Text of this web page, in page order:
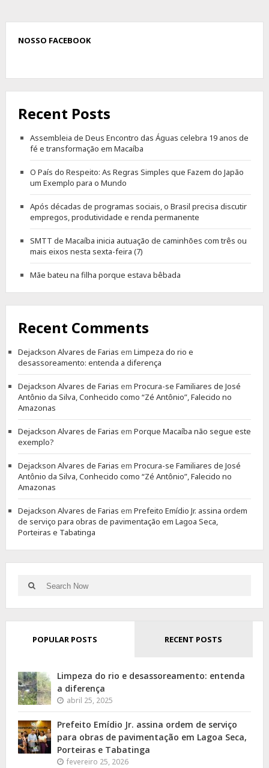
NOSSO FACEBOOK
Recent Posts
Assembleia de Deus Encontro das Águas celebra 19 anos de
fé e transformação em Macaíba
O País do Respeito: As Regras Simples que Fazem do Japão
um Exemplo para o Mundo
Após décadas de programas sociais, o Brasil precisa discutir
empregos, produtividade e renda permanente
SMTT de Macaíba inicia autuação de caminhões com três ou
mais eixos nesta sexta-feira (7)
Mãe bateu na filha porque estava bêbada
Recent Comments
Dejackson Alvares de Farias em Limpeza do rio e
desassoreamento: entenda a diferença
Dejackson Alvares de Farias em Procura-se Familiares de José
Antônio da Silva, Conhecido como “Zé Antônio”, Falecido no
Amazonas
Dejackson Alvares de Farias em Porque Macaíba não segue este
exemplo?
Dejackson Alvares de Farias em Procura-se Familiares de José
Antônio da Silva, Conhecido como “Zé Antônio”, Falecido no
Amazonas
Dejackson Alvares de Farias em Prefeito Emídio Jr. assina ordem
de serviço para obras de pavimentação em Lagoa Seca,
Porteiras e Tabatinga
Search
for:
Search
POPULAR POSTS RECENT POSTS
Limpeza do rio e desassoreamento: entenda
a diferença
abril 25, 2025
Prefeito Emídio Jr. assina ordem de serviço
para obras de pavimentação em Lagoa Seca,
Porteiras e Tabatinga
fevereiro 25, 2026